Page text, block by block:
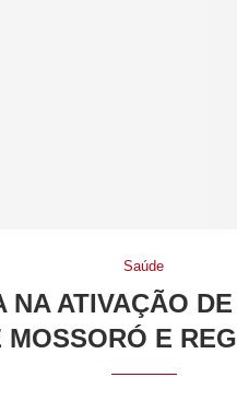
Saúde
ATIVAÇÃO
MOSSORÓ E